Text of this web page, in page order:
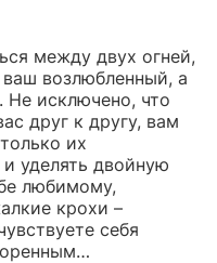
между двух огней,
возлюбленный, а
Не исключено, что
друг к другу, вам
их
уделять двойную
любимому,
крохи –
себя